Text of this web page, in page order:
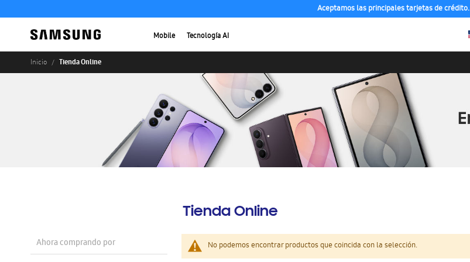
Aceptamos las principales tarjetas de crédito.
Mobile Tecnología AI
Inicio Tienda Online
Tienda Online
No podemos encontrar productos que coincida con la selección.
Ahora comprando por